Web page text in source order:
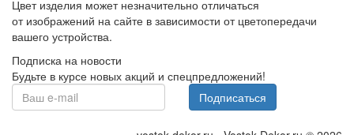
Цвет изделия может незначительно отличаться
от изображений на сайте в зависимости от цветопередачи
вашего устройства.
Подписка на новости
Будьте в курсе новых акций и спецпредложений!
Подписаться